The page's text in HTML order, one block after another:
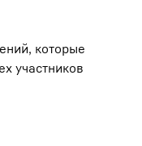
которые
участников